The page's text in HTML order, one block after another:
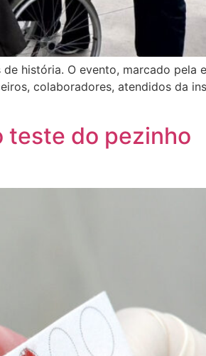
história. O evento, marcado pela
colaboradores, atendidos da
teste do pezinho